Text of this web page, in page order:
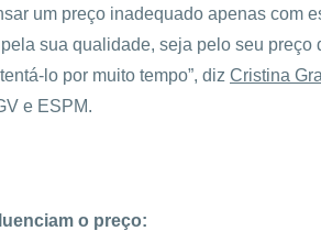
um preço inadequado apenas com
sua qualidade, seja pelo seu
lo por muito tempo”, diz Cristina
e ESPM.
o preço: